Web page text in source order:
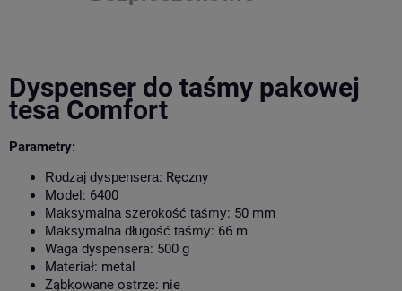
Dyspenser do taśmy pakowej
tesa Comfort
Parametry:
Rodzaj dyspensera: Ręczny
Model: 6400
Maksymalna szerokość taśmy: 50 mm
Maksymalna długość taśmy: 66 m
Waga dyspensera: 500 g
Materiał: metal
Ząbkowane ostrze: nie